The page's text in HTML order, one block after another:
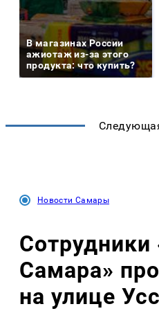
В магазинах России
ажиотаж из-за этого
продукта: что купить?
Новости Самары
Самара»
на улице